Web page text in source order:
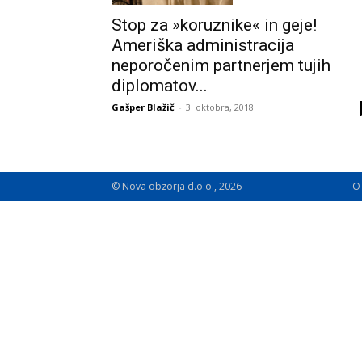
Stop za »koruznike« in geje!
Ameriška administracija
neporočenim partnerjem tujih
diplomatov...
Gašper Blažič - 3. oktobra, 2018
© Nova obzorja d.o.o., 2026